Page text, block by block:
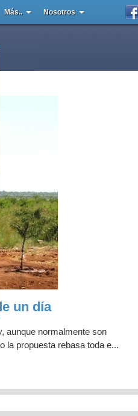
Más.. Nosotros
un día
aunque normalmente son
la propuesta rebasa toda e...